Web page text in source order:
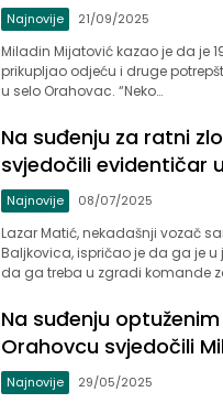
Najnovije 21/09/2025
Miladin Mijatović kazao je da je
prikupljao odjeću i druge
u selo Orahovac. “Neko…
Na suđenju za ratni
svjedočili evidentičar
Najnovije 08/07/2025
Lazar Matić, nekadašnji vozač
Baljkovica, ispričao je da ga je
da ga treba u zgradi komande
Na suđenju
Orahovcu svjedočili
Najnovije 29/05/2025